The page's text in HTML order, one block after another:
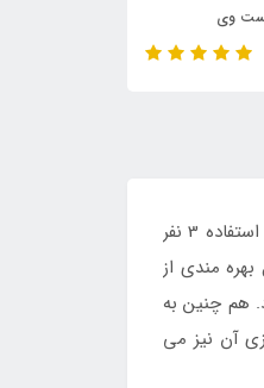
وی با پارو
چلنجر 3 اینتکس مدل challenger TM 66313 محصولی تفریحی و بی نظیر برای استفاده ماهیگیری و گردش بر روی دریاچه است. این محصول ظرفیت استفاده 3 نفر
مندی از
هم چنین به
آن نیز می